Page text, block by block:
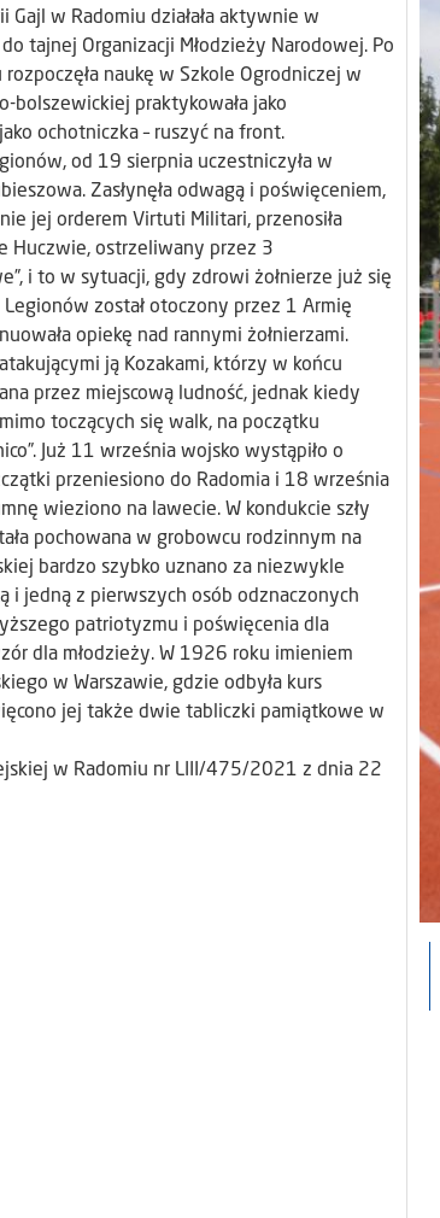
Gajl w Radomiu działała aktywnie w
tajnej Organizacji Młodzieży Narodowej. Po
naukę w Szkole Ogrodniczej w
bolszewickiej praktykowała jako
ochotniczka – ruszyć na front.
od 19 sierpnia uczestniczyła w
Zasłynęła odwagą i poświęceniem,
jej orderem Virtuti Militari, przenosiła
Huczwie, ostrzeliwany przez 3
i to w sytuacji, gdy zdrowi żołnierze już się
został otoczony przez 1 Armię
opiekę nad rannymi żołnierzami.
ją Kozakami, którzy w końcu
przez miejscową ludność, jednak kiedy
toczących się walk, na początku
Już 11 września wojsko wystąpiło o
przeniesiono do Radomia i 18 września
wieziono na lawecie. W kondukcie szły
pochowana w grobowcu rodzinnym na
bardzo szybko uznano za niezwykle
i jedną z pierwszych osób odznaczonych
patriotyzmu i poświęcenia dla
dla młodzieży. W 1926 roku imieniem
w Warszawie, gdzie odbyła kurs
jej także dwie tabliczki pamiątkowe w
w Radomiu nr LIII/475/2021 z dnia 22